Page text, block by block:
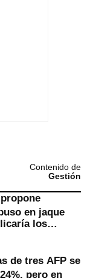
Contenido de
Gestión
en jaque
los
de tres AFP se
pero en